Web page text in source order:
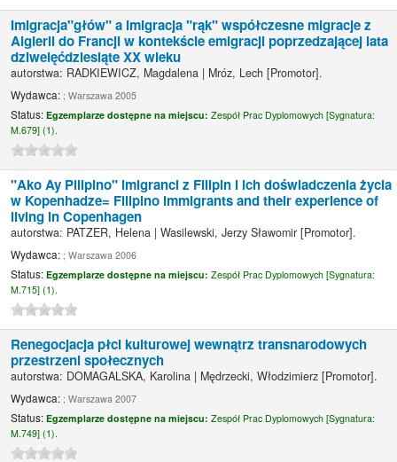
Imigracja"głów" a imigracja "rąk" współczesne migracje z
Algierii do Francji w kontekście emigracji poprzedzającej lata
dziweięćdziesiąte XX wieku
autorstwa: RADKIEWICZ, Magdalena | Mróz, Lech [Promotor].
Wydawca: ; Warszawa 2005
Status:Egzemplarze dostępne na miejscu:Zespół Prac Dyplomowych [Sygnatura:
M.679] (1).
"Ako Ay Pilipino" imigranci z Filipin i ich doświadczenia życia
w Kopenhadze= Filipino immigrants and their experience of
living in Copenhagen
autorstwa: PATZER, Helena |Wasilewski, Jerzy Sławomir [Promotor].
Wydawca: ; Warszawa 2006
Status:Egzemplarze dostępne na miejscu:Zespół Prac Dyplomowych [Sygnatura:
M.715] (1).
Renegocjacja płci kulturowej wewnątrz transnarodowych
przestrzeni społecznych
autorstwa: DOMAGALSKA, Karolina | Mędrzecki, Włodzimierz [Promotor].
Wydawca: ; Warszawa 2007
Status:Egzemplarze dostępne na miejscu:Zespół Prac Dyplomowych [Sygnatura:
M.749] (1).